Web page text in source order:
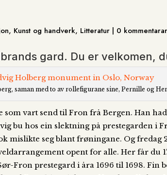
Kunst og handverk, Litteratur | 0 kommentarar
gard. Du er velkomen,
saman med to av rollefigurane sine, Pernille og
vart send til Fron frå Bergen. Han
bu hos ein slektning på prestegarden i
mislikte seg blant frøningane. Og fredag
opent for alle. Her får du
Fron prestegard i åra 1696 til 1698.